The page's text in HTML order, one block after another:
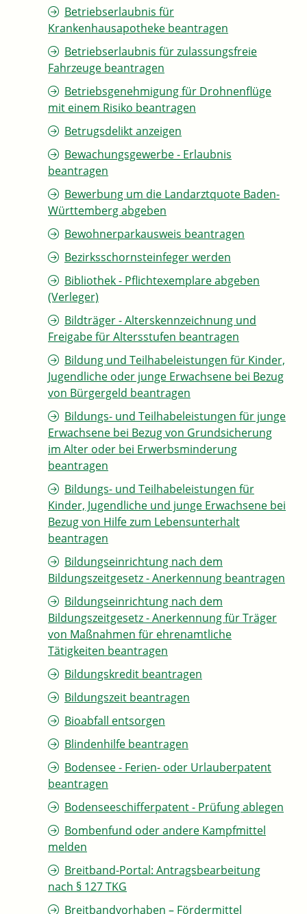
Betriebserlaubnis für
Krankenhausapotheke beantragen
Betriebserlaubnis für zulassungsfreie
Fahrzeuge beantragen
Betriebsgenehmigung für Drohnenflüge
mit einem Risiko beantragen
Betrugsdelikt anzeigen
Bewachungsgewerbe - Erlaubnis
beantragen
Bewerbung um die Landarztquote Baden-
Württemberg abgeben
Bewohnerparkausweis beantragen
Bezirksschornsteinfeger werden
Bibliothek - Pflichtexemplare abgeben
(Verleger)
Bildträger - Alterskennzeichnung und
Freigabe für Altersstufen beantragen
Bildung und Teilhabeleistungen für Kinder,
Jugendliche oder junge Erwachsene bei Bezug
von Bürgergeld beantragen
Bildungs- und Teilhabeleistungen für junge
Erwachsene bei Bezug von Grundsicherung
im Alter oder bei Erwerbsminderung
beantragen
Bildungs- und Teilhabeleistungen für
Kinder, Jugendliche und junge Erwachsene bei
Bezug von Hilfe zum Lebensunterhalt
beantragen
Bildungseinrichtung nach dem
Bildungszeitgesetz - Anerkennung beantragen
Bildungseinrichtung nach dem
Bildungszeitgesetz - Anerkennung für Träger
von Maßnahmen für ehrenamtliche
Tätigkeiten beantragen
Bildungskredit beantragen
Bildungszeit beantragen
Bioabfall entsorgen
Blindenhilfe beantragen
Bodensee - Ferien- oder Urlauberpatent
beantragen
Bodenseeschifferpatent - Prüfung ablegen
Bombenfund oder andere Kampfmittel
melden
Breitband-Portal: Antragsbearbeitung
nach § 127 TKG
Breitbandvorhaben – Fördermittel